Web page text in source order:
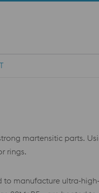
martensitic parts.
rings.
manufacture